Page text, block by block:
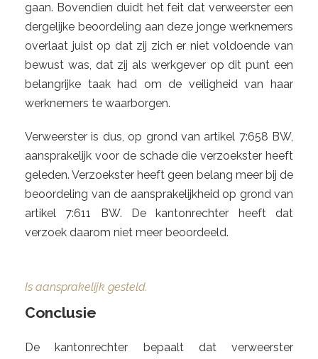
gaan. Bovendien duidt het feit dat verweerster een
dergelijke beoordeling aan deze jonge werknemers
overlaat juist op dat zij zich er niet voldoende van
bewust was, dat zij als werkgever op dit punt een
belangrijke taak had om de veiligheid van haar
werknemers te waarborgen.
Verweerster is dus, op grond van artikel 7:658 BW,
aansprakelijk voor de schade die verzoekster heeft
geleden. Verzoekster heeft geen belang meer bij de
beoordeling van de aansprakelijkheid op grond van
artikel 7:611 BW. De kantonrechter heeft dat
verzoek daarom niet meer beoordeeld.
Is aansprakelijk gesteld.
Conclusie
De kantonrechter bepaalt dat verweerster